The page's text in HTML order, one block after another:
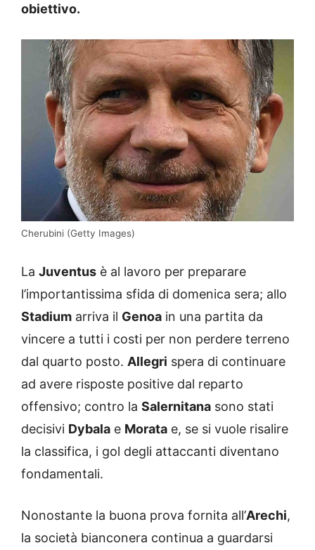
obiettivo.
Cherubini (Getty Images)
La Juventus è al lavoro per preparare
l’importantissima sfida di domenica sera; allo
Stadium arriva il Genoa in una partita da
vincere a tutti i costi per non perdere terreno
dal quarto posto. Allegri spera di continuare
ad avere risposte positive dal reparto
offensivo; contro la Salernitana sono stati
decisivi Dybala e Morata e, se si vuole risalire
la classifica, i gol degli attaccanti diventano
fondamentali.
Nonostante la buona prova fornita all’Arechi,
la società bianconera continua a guardarsi